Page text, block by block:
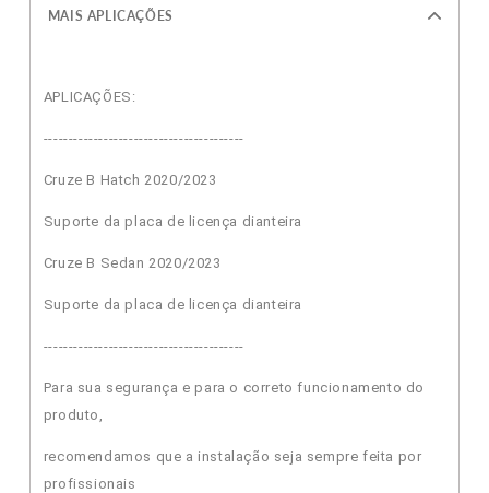
MAIS APLICAÇÕES
APLICAÇÕES:
----------------------------------------
Cruze B Hatch 2020/2023
Suporte da placa de licença dianteira
Cruze B Sedan 2020/2023
Suporte da placa de licença dianteira
----------------------------------------
Para sua segurança e para o correto funcionamento do
produto,
recomendamos que a instalação seja sempre feita por
profissionais